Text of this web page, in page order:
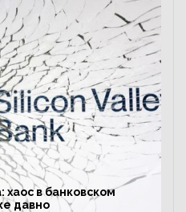
в банковском
давно